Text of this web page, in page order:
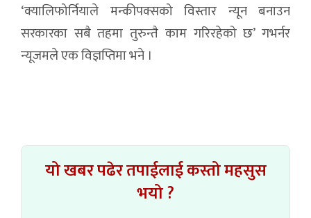
‘क्यालिफोर्नियाले मन्कीपक्सको विस्तार न्यून बनाउन
सरकारका सबै तहमा तुरुन्तै काम गरिरहेको छ’ गभर्नर
न्यूजमले एक विज्ञप्तिमा भने ।
यो खबर पढेर तपाईलाई कस्तो महसुस
भयो ?